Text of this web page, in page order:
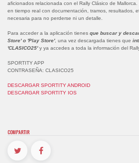
aficionados relacionada con el Rally Clásico de
en tiempo real con documentación, tramos, resultados,
necesaria para no perderse ni un detalle.
Para acceder a la aplicación tienes que buscar y
Store' o 'Play Store', una vez descargada tienes que
'CLASICO25'y ya accedes a toda la información del
SPORTITY APP
CONTRASEÑA: CLASICO25
DESCARGAR SPORTITY ANDROID
DESCARGAR SPORTITY IOS
COMPARTIR